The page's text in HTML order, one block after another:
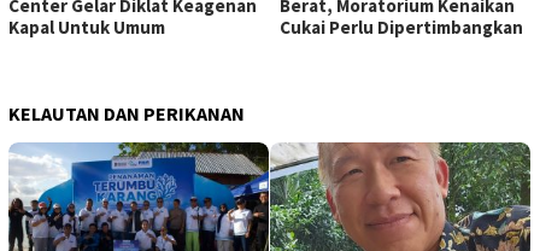
Berat, Moratorium Kenaikan
Cukai Perlu Dipertimbangkan
Kebijakan IHT Berimbang
Demi Jaga Investasi dan
KELAUTAN DAN PERIKANAN